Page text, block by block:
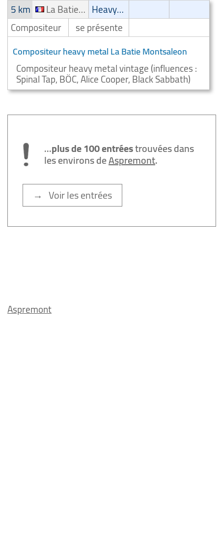
5 km
La Batie Montsaleon
Heavy-Metal
Compositeur
se présente
Compositeur heavy metal La Batie Montsaleon
Compositeur heavy metal vintage (influences :
Spinal Tap, BÖC, Alice Cooper, Black Sabbath)
...plus de 100 entréestrouvées dans
les environs deAspremont.
→ Voir les entrées
Aspremont